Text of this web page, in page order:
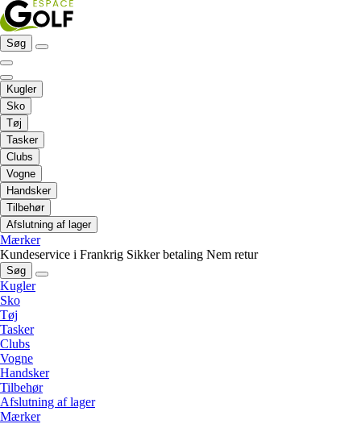
Søg
Kugler
Sko
Tøj
Tasker
Clubs
Vogne
Handsker
Tilbehør
Afslutning af lager
Mærker
Kundeservice i Frankrig Sikker betaling Nem retur
Søg
Kugler
Sko
Tøj
Tasker
Clubs
Vogne
Handsker
Tilbehør
Afslutning af lager
Mærker